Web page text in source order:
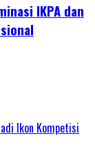
IKPA dan
Ikon Kompetisi